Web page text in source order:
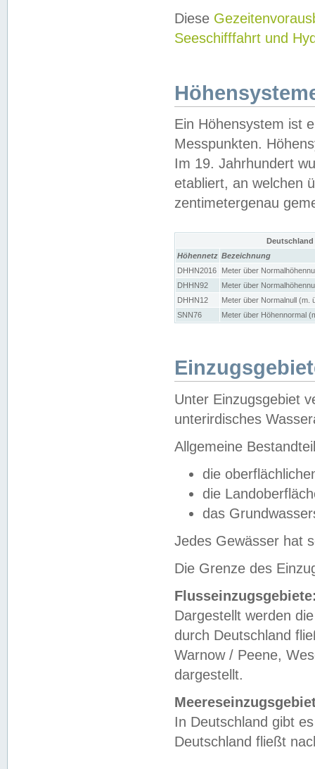
Diese
Seeschifffahrt und
Ein Höhensystem ist
Messpunkten.
Im 19. Jahrhundert
etabliert, an welchen
zentimetergenau
Höhennetz Bezeichnung
DHHN2016
Meter über
DHHN92
Meter über
DHHN12
Meter über Normalnull (m.
SNN76
Meter über Höhennormal
Unter Einzugsgebiet
unterirdisches
Allgemeine
die
die
das
Jedes Gewässer hat
Die Grenze des
Dargestellt werden
durch Deutschland
Warnow / Peene,
dargestellt.
In Deutschland gibt
Deutschland fließt